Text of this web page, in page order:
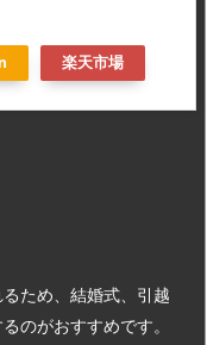
楽天市場
ため、結婚式、引越
のがおすすめです。